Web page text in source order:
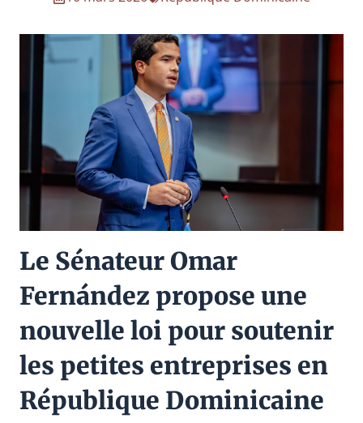
Le Sénateur Omar
Fernández propose une
nouvelle loi pour soutenir
les petites entreprises en
République Dominicaine